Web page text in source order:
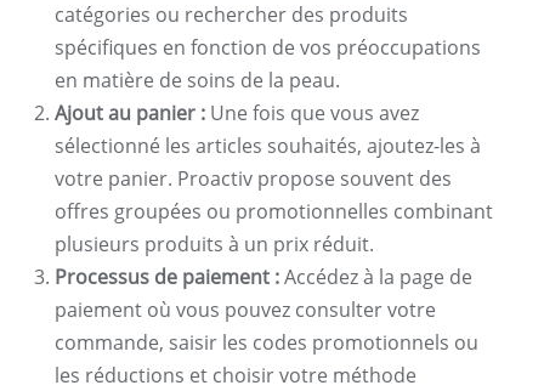
catégories ou rechercher des produits
spécifiques en fonction de vos préoccupations
en matière de soins de la peau.
Ajout au panier : Une fois que vous avez
sélectionné les articles souhaités, ajoutez-les à
votre panier. Proactiv propose souvent des
offres groupées ou promotionnelles combinant
plusieurs produits à un prix réduit.
Processus de paiement :Accédez à la page de
paiement où vous pouvez consulter votre
commande, saisir les codes promotionnels ou
les réductions et choisir votre méthode